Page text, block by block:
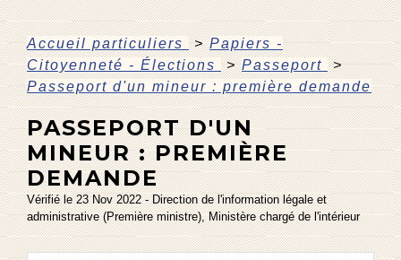
Accueil particuliers > Papiers -
Citoyenneté - Élections > Passeport >
Passeport d'un mineur : première demande
PASSEPORT D'UN
MINEUR : PREMIÈRE
DEMANDE
Vérifié le 23 Nov 2022 - Direction de l'information légale et
administrative (Première ministre), Ministère chargé de l'intérieur